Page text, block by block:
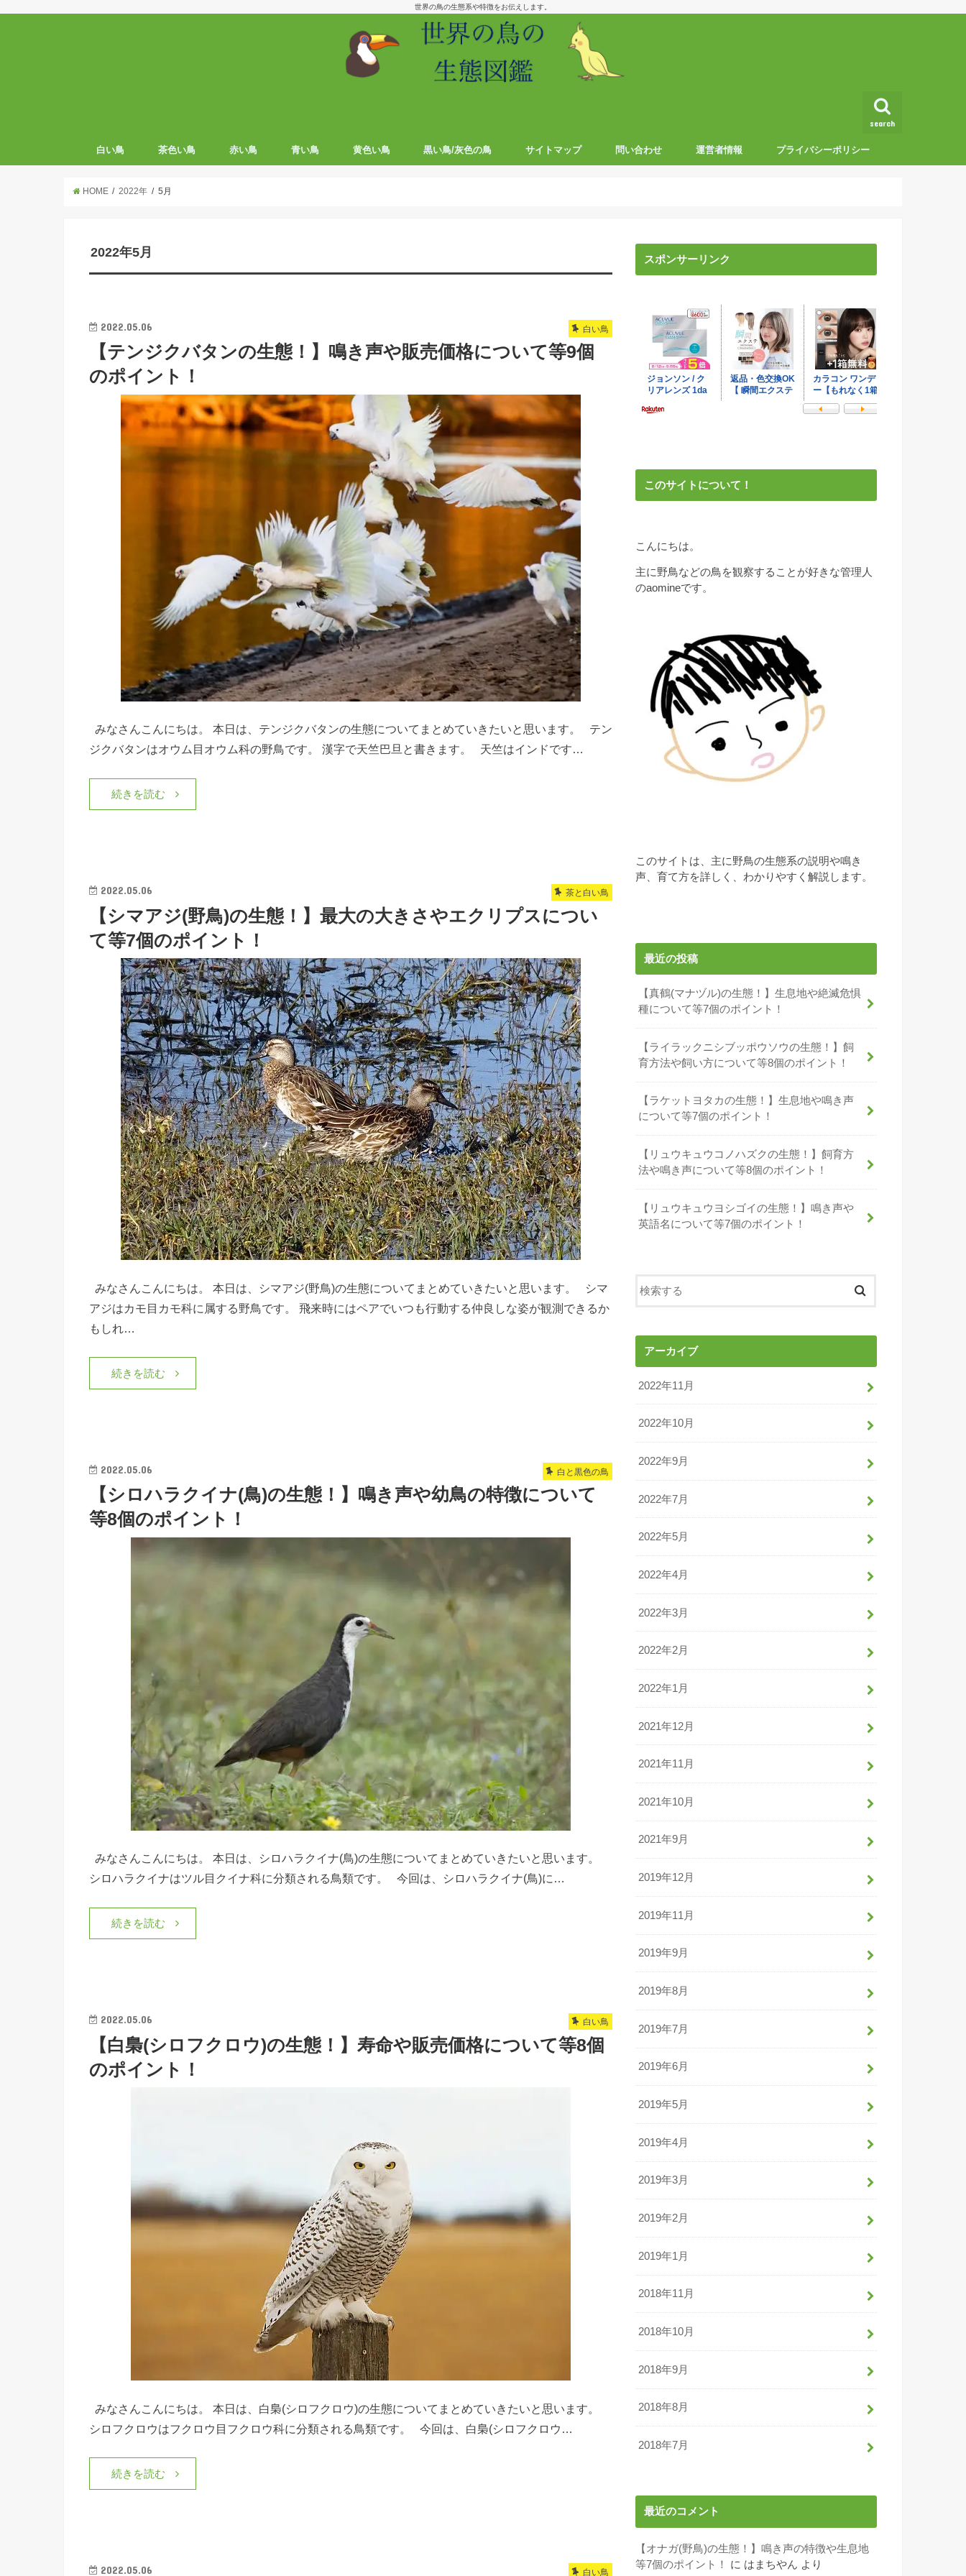
世界の鳥の生態系や特徴をお伝えします。
search
白い鳥 茶色い鳥 赤い鳥 青い鳥 黄色い鳥 黒い鳥/灰色の鳥 サイトマップ 問い合わせ 運営者情報 プライバシーポリシー
HOME 2022年 5月
2022年5月
2022.05.06 白い鳥
【テンジクバタンの生態！】鳴き声や販売価格について等9個
のポイント！
みなさんこんにちは。 本日は、テンジクバタンの生態についてまとめていきたいと思います。 テン
ジクバタンはオウム目オウム科の野鳥です。 漢字で天竺巴旦と書きます。 天竺はインドです…
続きを読む
2022.05.06 茶と白い鳥
【シマアジ(野鳥)の生態！】最大の大きさやエクリプスについ
て等7個のポイント！
みなさんこんにちは。 本日は、シマアジ(野鳥)の生態についてまとめていきたいと思います。 シマ
アジはカモ目カモ科に属する野鳥です。 飛来時にはペアでいつも行動する仲良しな姿が観測できるか
もしれ…
続きを読む
2022.05.06 白と黒色の鳥
【シロハラクイナ(鳥)の生態！】鳴き声や幼鳥の特徴について
等8個のポイント！
みなさんこんにちは。 本日は、シロハラクイナ(鳥)の生態についてまとめていきたいと思います。
シロハラクイナはツル目クイナ科に分類される鳥類です。 今回は、シロハラクイナ(鳥)に…
続きを読む
2022.05.06 白い鳥
【白梟(シロフクロウ)の生態！】寿命や販売価格について等8個
のポイント！
みなさんこんにちは。 本日は、白梟(シロフクロウ)の生態についてまとめていきたいと思います。
シロフクロウはフクロウ目フクロウ科に分類される鳥類です。 今回は、白梟(シロフクロウ…
続きを読む
2022.05.06 白い鳥
スポンサーリンク
このサイトについて！
こんにちは。
主に野鳥などの鳥を観察することが好きな管理人
のaomineです。
このサイトは、主に野鳥の生態系の説明や鳴き
声、育て方を詳しく、わかりやすく解説します。
最近の投稿
【真鶴(マナヅル)の生態！】生息地や絶滅危惧
種について等7個のポイント！
【ライラックニシブッポウソウの生態！】飼
育方法や飼い方について等8個のポイント！
【ラケットヨタカの生態！】生息地や鳴き声
について等7個のポイント！
【リュウキュウコノハズクの生態！】飼育方
法や鳴き声について等8個のポイント！
【リュウキュウヨシゴイの生態！】鳴き声や
英語名について等7個のポイント！
アーカイブ
2022年11月
2022年10月
2022年9月
2022年7月
2022年5月
2022年4月
2022年3月
2022年2月
2022年1月
2021年12月
2021年11月
2021年10月
2021年9月
2019年12月
2019年11月
2019年9月
2019年8月
2019年7月
2019年6月
2019年5月
2019年4月
2019年3月
2019年2月
2019年1月
2018年11月
2018年10月
2018年9月
2018年8月
2018年7月
最近のコメント
【オナガ(野鳥)の生態！】鳴き声の特徴や生息地
等7個のポイント！
に はまちやん より